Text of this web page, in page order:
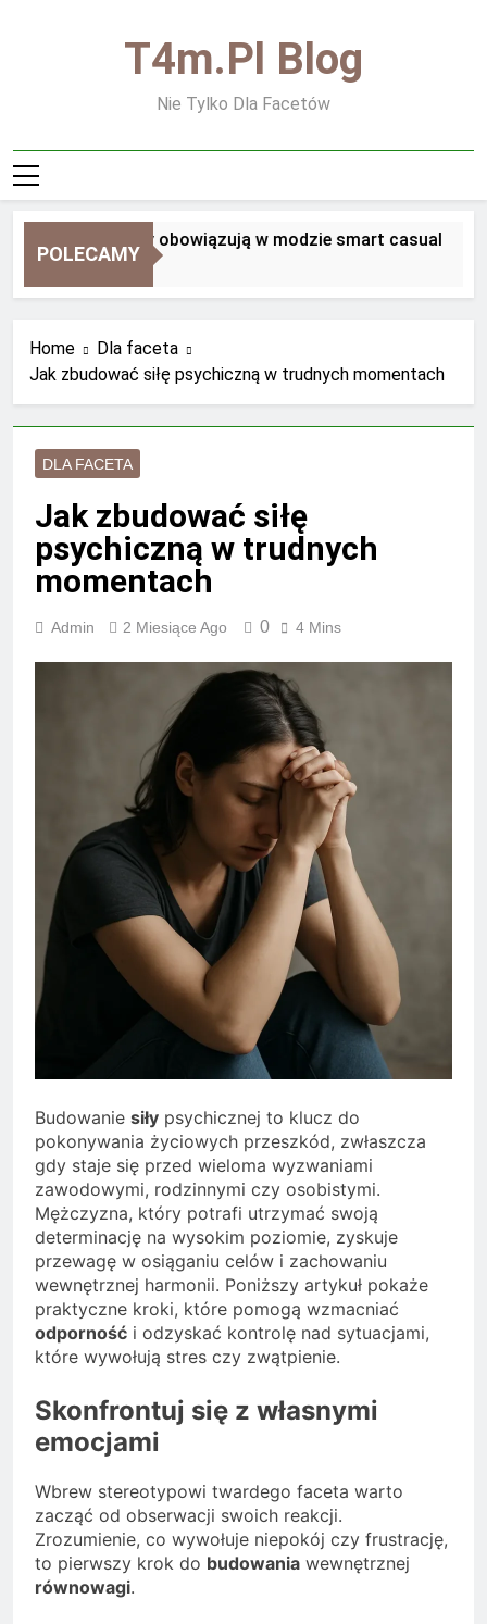
T4m.pl Blog
Nie Tylko Dla Facetów
POLECAMY
Jakie zasady obowiązują w modzie smart casual
Home
Dla faceta
Jak zbudować siłę psychiczną w trudnych momentach
DLA FACETA
Jak zbudować siłę
psychiczną w trudnych
momentach
Admin 2 Miesiące Ago 0 4 Mins
Budowanie siły psychicznej to klucz do
pokonywania życiowych przeszkód, zwłaszcza
gdy staje się przed wieloma wyzwaniami
zawodowymi, rodzinnymi czy osobistymi.
Mężczyzna, który potrafi utrzymać swoją
determinację na wysokim poziomie, zyskuje
przewagę w osiąganiu celów i zachowaniu
wewnętrznej harmonii. Poniższy artykuł pokaże
praktyczne kroki, które pomogą wzmacniać
odporność i odzyskać kontrolę nad sytuacjami,
które wywołują stres czy zwątpienie.
Skonfrontuj się z własnymi
emocjami
Wbrew stereotypowi twardego faceta warto
zacząć od obserwacji swoich reakcji.
Zrozumienie, co wywołuje niepokój czy frustrację,
to pierwszy krok do budowania wewnętrznej
równowagi.